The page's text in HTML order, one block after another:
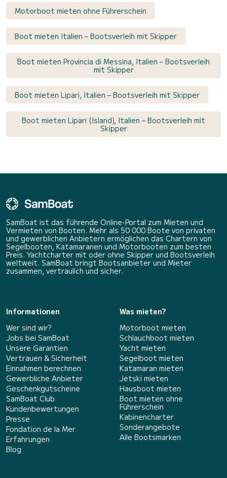
Motorboot mieten ohne Führerschein
Boot mieten Italien – Bootsverleih mit Skipper
Boot mieten Provincia di Messina, Italien – Bootsverleih
mit Skipper
Boot mieten Lipari, Italien – Bootsverleih mit Skipper
Boot mieten Lipari (Island), Italien – Bootsverleih mit
Skipper
SamBoat ist das führende Online-Portal zum Mieten und
Vermieten von Booten. Mehr als 50 000 Boote von privaten
und gewerblichen Anbietern ermöglichen das Chartern von
Segelbooten, Katamaranen und Motorbooten zum besten
Preis. Yachtcharter mit oder ohne Skipper und Bootsverleih
weltweit. SamBoat bringt Bootsanbieter und Mieter
zusammen, vertraulich und sicher.
Informationen
Wer sind wir?
Jobs bei SamBoat
Unsere Garantien
Vertrauen & Sicherheit
Einnahmen berechnen
Gewerbliche Anbieter
Geschenkgutscheine
SamBoat Club
Kundenbewertungen
Presse
Fondation de la Mer
Erfahrungen
Blog
Was mieten?
Motorboot mieten
Schlauchboot mieten
Yacht mieten
Segelboot mieten
Katamaran mieten
Jetski mieten
Hausboot mieten
Boot mieten ohne
Führerschein
Kabinencharter
Sonderangebote
Alle Bootsmarken